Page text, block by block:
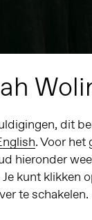
dit
. Voor het
hieronder
kunt klikken
te schakelen.